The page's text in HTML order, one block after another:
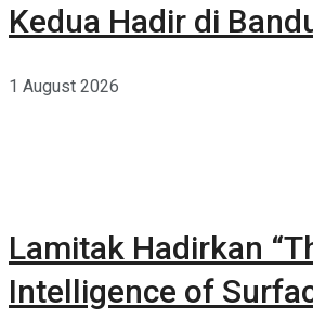
Kedua Hadir di
1 August 2026
Lamitak Hadirkan
Intelligence of